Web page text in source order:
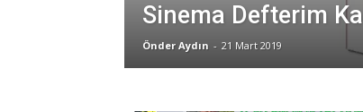
Sinema Defterim
Önder Aydın - 21 Mart 2019